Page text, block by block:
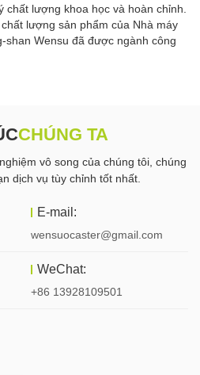
chất lượng khoa học và hoàn chỉnh.
lượng sản phẩm của Nhà máy
shan Wensu đã được ngành công
CHÚNG TA
vô song của chúng tôi, chúng
dịch vụ tùy chỉnh tốt nhất.
E-mail:
wensuocaster@gmail.com
WeChat:
+86 13928109501